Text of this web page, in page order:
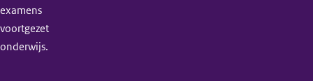
examens
voortgezet
onderwijs.